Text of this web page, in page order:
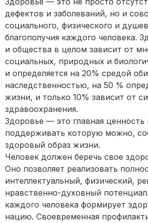
дефектов и заболеваний, но и
социального, физического и
благополучия каждого человека.
и общества в целом зависит от
социальных, природных и
и определяется на 20% средой
наследственностью, на 50 %
жизни, и только 10% зависит от
здравоохранения.
Здоровье — это главная ценность
поддерживать которую можно,
здоровый образ жизни.
Человек должен беречь свое
Оно позволяет реализовать
интеллектуальный, физический,
нравственно-духовный
каждого человека формирует
нацию. Своевременная